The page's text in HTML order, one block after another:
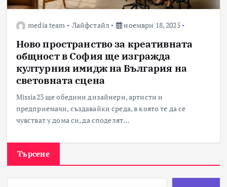
media team Лайфстайл ноември 18, 2025
Ново пространство за креативната
общност в София ще изгражда
културния имидж на България на
световната сцена
Missia23 ще обедини дизайнери, артисти и
предприемачи, създавайки среда, в която те да се
чувстват у дома си, да споделят…
Търсене